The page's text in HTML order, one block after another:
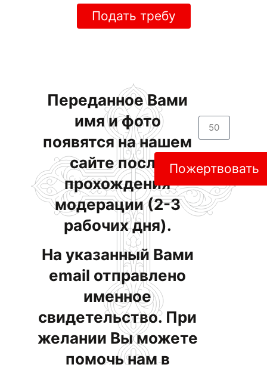
Подать требу
Переданное Вами
имя и фото
появятся на нашем
сайте после
прохождения
модерации (2-3
рабочих дня).
На указанный Вами
email отправлено
именное
свидетельство. При
желании Вы можете
помочь нам в
Пожертвовать